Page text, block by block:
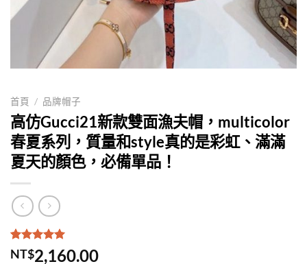
首頁 / 品牌帽子
高仿Gucci21新款雙面漁夫帽，multicolor
春夏系列，質量和style真的是彩虹、滿滿
夏天的顏色，必備單品！
評分5.00 /
5，已有
1
位
NT$2,160.00